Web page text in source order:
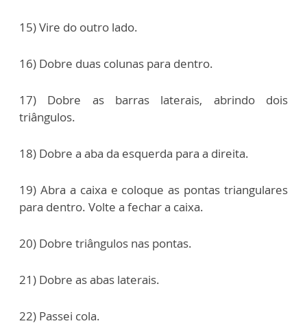
15) Vire do outro lado.
16) Dobre duas colunas para dentro.
17) Dobre as barras laterais, abrindo dois
triângulos.
18) Dobre a aba da esquerda para a direita.
19) Abra a caixa e coloque as pontas triangulares
para dentro. Volte a fechar a caixa.
20) Dobre triângulos nas pontas.
21) Dobre as abas laterais.
22) Passei cola.